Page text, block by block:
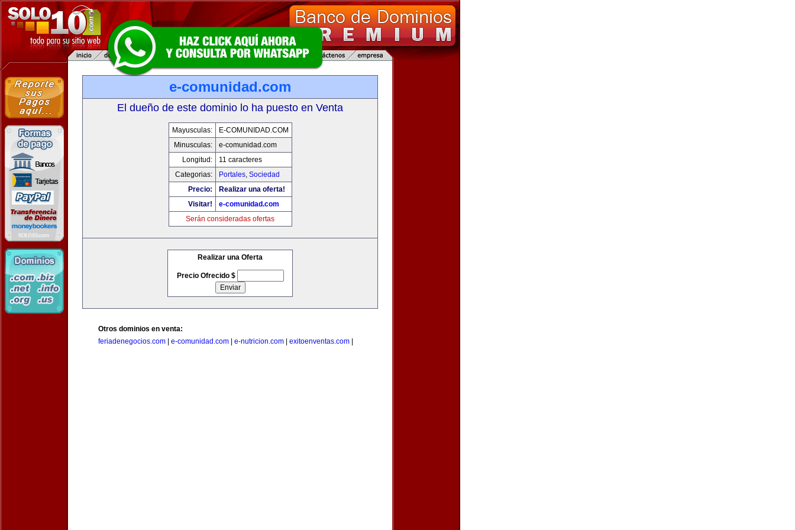
e-comunidad.com
El dueño de este dominio lo ha puesto en Venta
Mayusculas:
E-COMUNIDAD.COM
Minusculas:
e-comunidad.com
Longitud:
11 caracteres
Categorias:
Portales, Sociedad
Precio:
Realizar una oferta!
Visitar!
e-comunidad.com
Serán consideradas ofertas
Realizar una Oferta
Precio Ofrecido $
Otros dominios en venta:
feriadenegocios.com
e-comunidad.com e-nutricion.com exitoenventas.com